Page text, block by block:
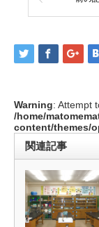
Warning: Attempt
/home/
content/themes/
関連記事